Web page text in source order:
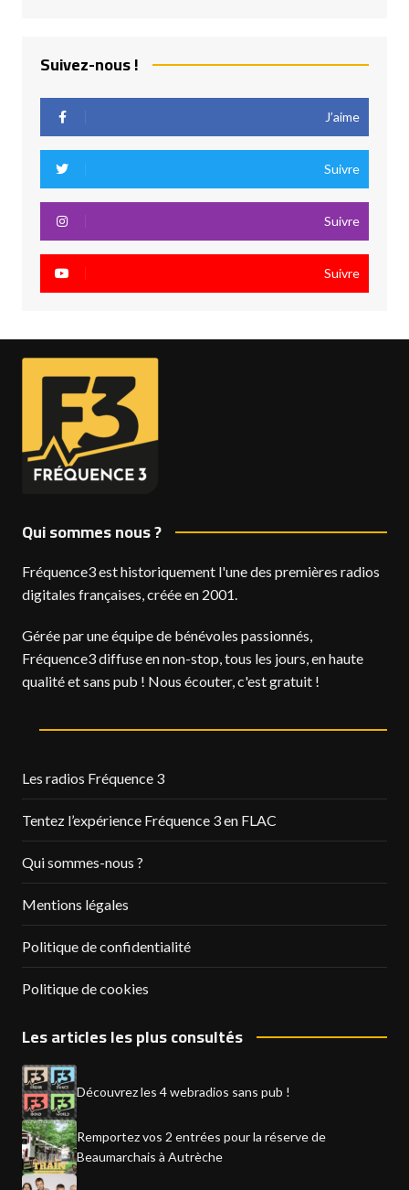
Suivez-nous !
J’aime
Suivre
Suivre
Suivre
Qui sommes nous ?
Fréquence3 est historiquement l'une des premières radios
digitales françaises, créée en 2001.
Gérée par une équipe de bénévoles passionnés,
Fréquence3 diffuse en non-stop, tous les jours, en haute
qualité et sans pub ! Nous écouter, c'est gratuit !
Les radios Fréquence 3
Tentez l’expérience Fréquence 3 en FLAC
Qui sommes-nous ?
Mentions légales
Politique de confidentialité
Politique de cookies
Les articles les plus consultés
Découvrez les 4 webradios sans pub !
Remportez vos 2 entrées pour la réserve de
Beaumarchais à Autrèche